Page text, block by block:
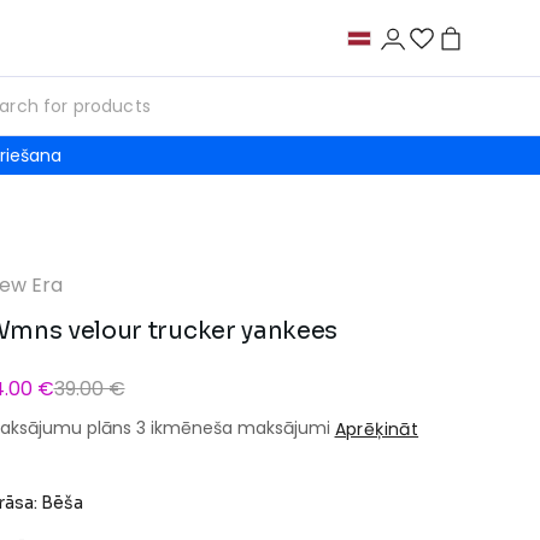
Era
velour trucker yankees
€39.00 €
plāns 3 ikmēneša maksājumi Aprēķināt
Bēša